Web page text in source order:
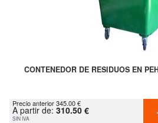
CONTENEDOR DE RESIDUOS EN
Precio anterior 345.00 €
A partir de: 310.50 €
SIN IVA